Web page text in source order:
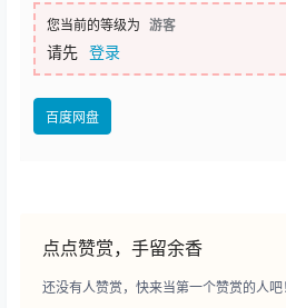
您当前的等级为 游客
请先 登录
百度网盘
点点赞赏，手留余香
还没有人赞赏，快来当第一个赞赏的人吧